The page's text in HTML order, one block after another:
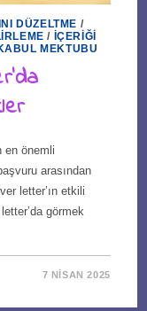
DÜZELTME /
/ İÇERIĞI
MEKTUBU
en önemli
arasından
letter’ın etkili
görmek
7 NISAN 2025